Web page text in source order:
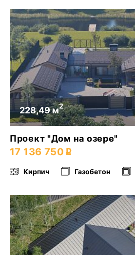
228,49 м2
Проект "Дом на озере"
17 136 750
Кирпич Газобетон